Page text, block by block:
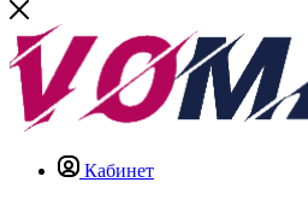
Кабинет